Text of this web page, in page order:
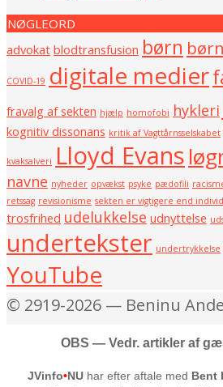
NØGLEORD
advokat blodtransfusion børn
COVID-19 digitale medier
fravalg af sekten hjælp homofobi hykleri
kognitiv dissonans kritik af Vagttårnsselskabet
kvaksalveri Lloyd Evans
navne nyheder opvækst psyke pædofili
retssag revisionisme sekten er vigtigere end
trosfrihed udelukkelse udnyttelse
undertekster undertrykkelse
YouTube
© 2919-2026 — Beninu
OBS — Vedr. artikler af
JVinfo•NUhar efter aftale med Bent